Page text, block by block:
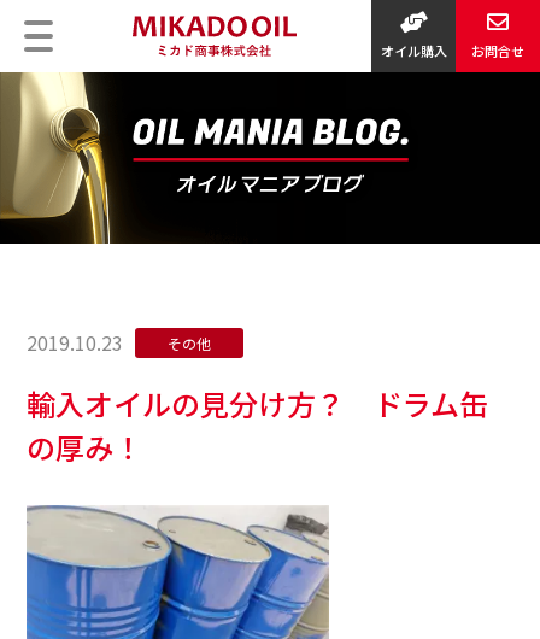
オイル購入 お問合せ
2019.10.23 その他
輸入オイルの見分け方？ ドラム缶
の厚み！